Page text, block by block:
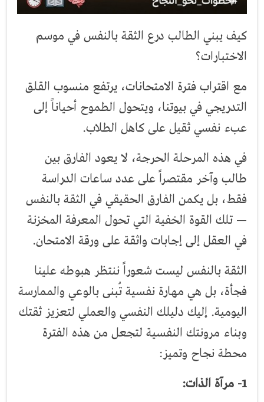
كيف يبني الطالب درع الثقة بالنفس في موسم
الاختبارات؟
مع اقتراب فترة الامتحانات، يرتفع منسوب القلق
التدريجي في بيوتنا، ويتحول الطموح أحياناً إلى
عبء نفسي ثقيل على كاهل الطلاب.
في هذه المرحلة الحرجة، لا يعود الفارق بين
طالب وآخر مقتصراً على عدد ساعات الدراسة
فقط، بل يكمن الفارق الحقيقي في الثقة بالنفس
— تلك القوة الخفية التي تحول المعرفة المخزنة
في العقل إلى إجابات واثقة على ورقة الامتحان.
الثقة بالنفس ليست شعوراً ننتظر هبوطه علينا
فجأة، بل هي مهارة نفسية تُبنى بالوعي والممارسة
اليومية. إليك دليلك النفسي والعملي لتعزيز ثقتك
وبناء مرونتك النفسية لتجعل من هذه الفترة
محطة نجاح وتميز:
1- مرآة الذات: